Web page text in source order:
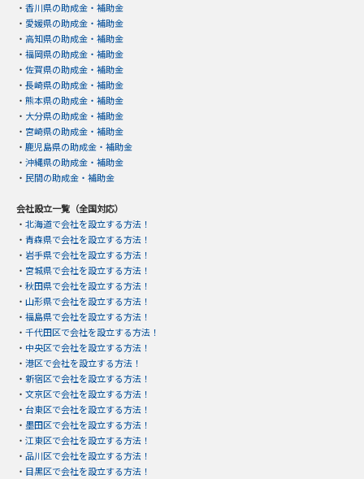
・ 香川県の助成金・補助金
・ 愛媛県の助成金・補助金
・ 高知県の助成金・補助金
・ 福岡県の助成金・補助金
・ 佐賀県の助成金・補助金
・ 長崎県の助成金・補助金
・ 熊本県の助成金・補助金
・ 大分県の助成金・補助金
・ 宮崎県の助成金・補助金
・ 鹿児島県の助成金・補助金
・ 沖縄県の助成金・補助金
・ 民間の助成金・補助金
会社設立一覧（全国対応）
・ 北海道で会社を設立する方法！
・ 青森県で会社を設立する方法！
・ 岩手県で会社を設立する方法！
・ 宮城県で会社を設立する方法！
・ 秋田県で会社を設立する方法！
・ 山形県で会社を設立する方法！
・ 福島県で会社を設立する方法！
・ 千代田区で会社を設立する方法！
・ 中央区で会社を設立する方法！
・ 港区で会社を設立する方法！
・ 新宿区で会社を設立する方法！
・ 文京区で会社を設立する方法！
・ 台東区で会社を設立する方法！
・ 墨田区で会社を設立する方法！
・ 江東区で会社を設立する方法！
・ 品川区で会社を設立する方法！
・ 目黒区で会社を設立する方法！